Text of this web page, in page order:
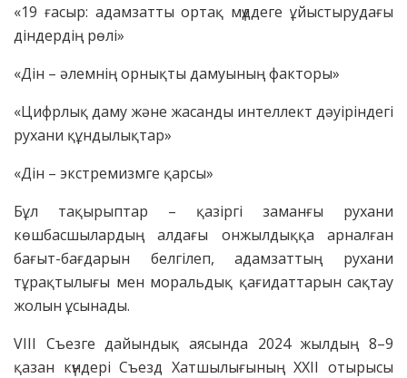
«19 ғасыр: адамзатты ортақ мүддеге ұйыстырудағы
діндердің рөлі»
«Дін – әлемнің орнықты дамуының факторы»
«Цифрлық даму және жасанды интеллект дәуіріндегі
рухани құндылықтар»
«Дін – экстремизмге қарсы»
Бұл тақырыптар – қазіргі заманғы рухани
көшбасшылардың алдағы онжылдыққа арналған
бағыт-бағдарын белгілеп, адамзаттың рухани
тұрақтылығы мен моральдық қағидаттарын сақтау
жолын ұсынады.
VIII Съезге дайындық аясында 2024 жылдың 8–9
қазан күндері Съезд Хатшылығының XXII отырысы